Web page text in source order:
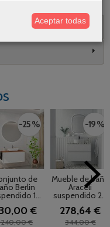
-25 %
de
Berlin
1...
€
€
-19 %
Mueble de baño
Araceli
suspendido 2...
278,64 €
344,00 €
Aceptar todas